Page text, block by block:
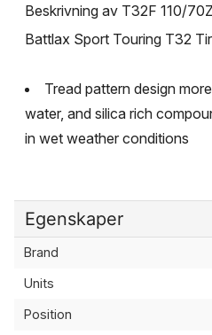
Beskrivning av T32F 110/
Battlax Sport Touring T32
Tread pattern design
water, and silica rich
in wet weather conditions
Egenskaper
Brand
Units
Position